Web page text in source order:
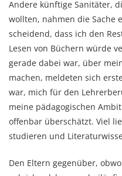
Andere künftige Sanitäter,
wollten, nahmen die Sache
schei­­dend, dass ich den
Lesen von Büchern würde
gerade dabei war, über
machen, mel­de­ten sich
war, mich für den
meine pädagogi­schen
offenbar überschätzt. Viel
studieren und
Den Eltern gegenüber,